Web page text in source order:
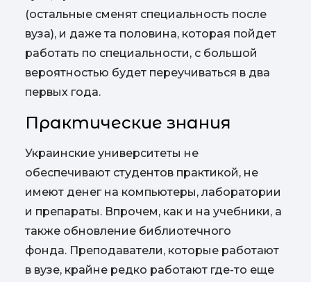
(остальные сменят специальность после
вуза), и даже та половина, которая пойдет
работать по специальности, с большой
вероятностью будет переучиваться в два
первых года.
Практические знания
Украинские университеты не
обеспечивают студентов практикой, не
имеют денег на компьютеры, лаборатории
и препараты. Впрочем, как и на учебники, а
также обновление библиотечного
фонда. Преподаватели, которые работают
в вузе, крайне редко работают где-то еще